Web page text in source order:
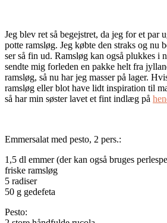
Jeg blev ret så begejstret, da jeg for et par
potte ramsløg. Jeg købte den straks og nu
ser så fin ud. Ramsløg kan også plukkes i
sendte mig forleden en pakke helt fra
ramsløg, så nu har jeg masser på lager.
ramsløg eller blot have lidt inspiration til
så har min søster lavet et fint indlæg på
Emmersalat med pesto, 2 pers.:
1,5 dl emmer (der kan også bruges
friske ramsløg
5 radiser
50 g gedefeta
Pesto: